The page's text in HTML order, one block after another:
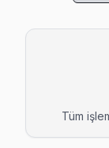
Cihangir
Avcılar
Tüm